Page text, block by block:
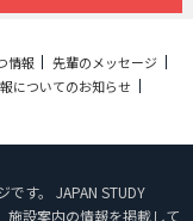
情報
先輩のメッセージ
についてのお知らせ
す。 JAPAN STUDY
施設案内の情報を掲載して